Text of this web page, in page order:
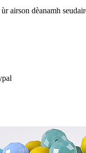
airson dèanamh